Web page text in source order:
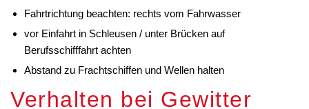
Fahrtrichtung beachten: rechts vom Fahrwasser
vor Einfahrt in Schleusen / unter Brücken auf
Berufsschifffahrt achten
Abstand zu Frachtschiffen und Wellen halten
Verhalten bei Gewitter